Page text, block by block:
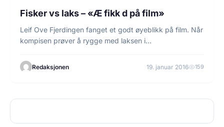
FLUEFISKE
Fisker vs laks – «Æ fikk d på film»
Leif Ove Fjerdingen fanget et godt øyeblikk på film. Når
kompisen prøver å rygge med laksen i…
Redaksjonen 19. januar 2016 159